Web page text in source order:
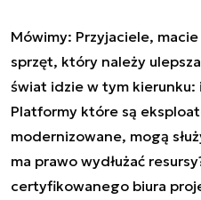
Mówimy: Przyjaciele,
sprzęt, który należy
świat idzie w tym kierunku:
Platformy które są
modernizowane, mogą
ma prawo wydłużać
certyfikowanego biura